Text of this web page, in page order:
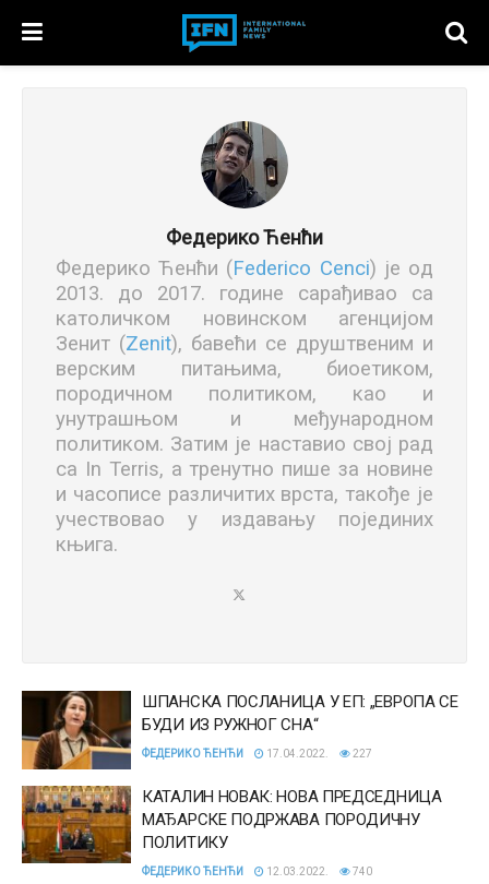
Федерико Ћенћи
Федерико Ћенћи (Federico Cenci) је oд
2013. до 2017. године сарађивао сa
католичком новинском агенцијом
Зенит (Zenit), бавећи се друштвеним и
верским питањима, биоетиком,
породичном политиком, као и
унутрашњом и међународном
политиком. Затим је наставио свој рад
са In Terris, а тренутно пише за новине
и часописе различитих врста, такође је
учествовао у издавању појединих
књига.
ШПАНСКА ПОСЛАНИЦА У ЕП: „ЕВРОПА СЕ
БУДИ ИЗ РУЖНОГ СНА“
ФЕДЕРИКО ЋЕНЋИ 17.04.2022. 227
КАТАЛИН НОВАК: НОВА ПРЕДСЕДНИЦА
МАЂАРСКЕ ПОДРЖАВА ПОРОДИЧНУ
ПОЛИТИКУ
ФЕДЕРИКО ЋЕНЋИ 12.03.2022. 740